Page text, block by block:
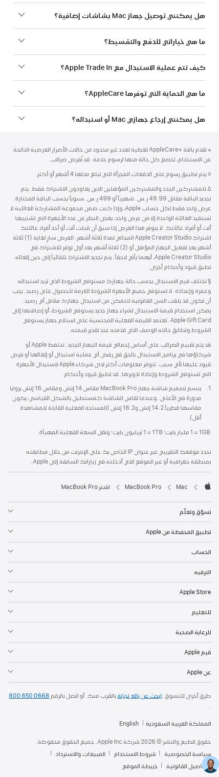
هل يمكنني توصيل جهاز Mac بشاشات إضافية؟
ما هي خياراتي للدفع والتقسيط؟
كيف تتم عملية الاستبدال مع Apple Trade In؟
ما هي الحماية التي توفرها AppleCare؟
هل يمكنني إرجاع جهازي Mac أو استبداله؟
حاشية
※ تقدم باقة AppleCare+‎ تغطية لعدد غير محدود من حالات الأضرار العرضية الناتجة
عن الاستخدام، تخضع كل حالة منها لرسوم خدمة. قد تُفرض ضرائب.
حاشية
◊ يتم تطبيق رسوم على الدفعات المجزأة التي تبلغ مدتها 4 أشهر أو أكثر.
حاشية
∆ للمشتركين الجدد والمشتركين المؤهلين الذين يعاودون الاشتراك فقط. يتم
تجديد الباقة مقابل 49.99 ر.س. شهرياً أو 499 ر.س. سنوياً بحسب الباقة المختارة.
عرض واحد فقط لكل حساب Apple، وإذا كنت ضمن مجموعة المشاركة العائلية لا
تستفيد العائلة الواحدة إلا من عرض واحد، بغض النظر عن عدد الأجهزة التي تشتريها
أنت أو أفراد عائلتك. لا يتوفر هذا العرض إذا سبق أن قبلت أنت أو أحد أفراد عائلتك
اشتراك Apple Creator Studio المجاني لمدة ثلاثة أشهر. العرض سارٍ لغاية (1) ثلاثة
أشهر بعد تفعيل الجهاز المؤهل أو (2) ثلاثة أشهر بعد أول توفر للاشتراك في
Apple Creator Studio، أيهما يأتي لاحقاً. يتم تجديد الاشتراك تلقائياً إلى حين إلغائه.
تطبق قيود وأحكام أخرى.
حاشية
§ تختلف قيم الاستبدال بحسب حالة جهازك مستوفي الشروط الذي تريد استبداله
وعمره وإعداده. لا تستوفي جميع الأجهزة الشروط اللازمة للحصول على رصيد. يجب
أن تكون قد بلغت السن القانونية لتتمكن من استبدال جهازك مقابل أي رصيد.
يمكن استخدام قيمة الاستبدال لشراء جهاز جديد يستوفي الشروط، أو إضافتها إلى
Apple Gift Card. تعتمد القيمة الفعلية المحتسبة على استلام جهاز يستوفي
الشروط وتطابق حالته الوصف الذي قدمته عند تقدير قيمته.
قد يتم تقييم الضرائب على أساس إجمالي قيمة الجهاز الجديد. تحتفظ Apple أو
شركاؤها في برنامج الاستبدال بالحق في رفض أي عملية استبدال أو إلغائها أو فرض
قيود عليها لأي سبب. تتوفر معلومات أكثر لدى شركاء Apple لاستبدال الأجهزة
التي تستوفي الشروط وإعادة تدويرها. قد تطبق قيود وأحكام.
حاشية1.
يتسم تصميم شاشة جهاز MacBook Pro مقاس 14 إنش ومقاس 16 إنش بزوايا
مدورة في الأعلى. وعندما تقاس الشاشة كمستطيل بالشكل القياسي، يكون
مقاسها قطرياً 14.2 إنش و16.2 إنش (المساحة الفعلية القابلة للمشاهدة
أقل).
نحدد موقعك التقريبي عبر عنوان IP الخاص بك على الإنترنت من خلال مطابقته
بمنطقة جغرافية أو عبر الموقع الذي أدخلته في زياراتك السابقة إلى Apple.
Mac‏
MacBook Pro اشتر MacBook Pro
تسوّق وتعلّم
تطبيق المحفظة من Apple
الحساب
الترفيه
Apple Store
للتعليم
للرعاية الصحية
قيم Apple
عن Apple
طرق أخرى للتسوق: ابحث عن بائع تجزئة بالقرب منك. أو اتصل بالرقم 800 850 0668
.
المملكة العربية السعودية English
حقوق الطبع والنشر © 2026 شركة Apple Inc. جميع الحقوق محفوظة.
سياسة الخصوصية
شروط الاستخدام
المبيعات والاسترداد
التفاصيل القانونية
خريطة الموقع